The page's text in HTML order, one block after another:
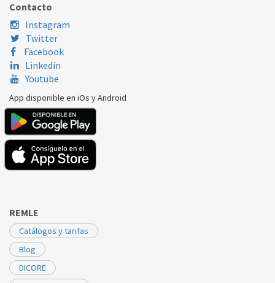
Contacto
Instagram
Twitter
Facebook
Linkedin
Youtube
App disponible en iOs y Android
REMLE
Catálogos y tarifas
Blog
DICORE